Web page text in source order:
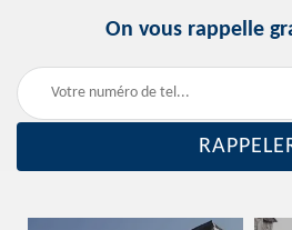
On vous rappelle